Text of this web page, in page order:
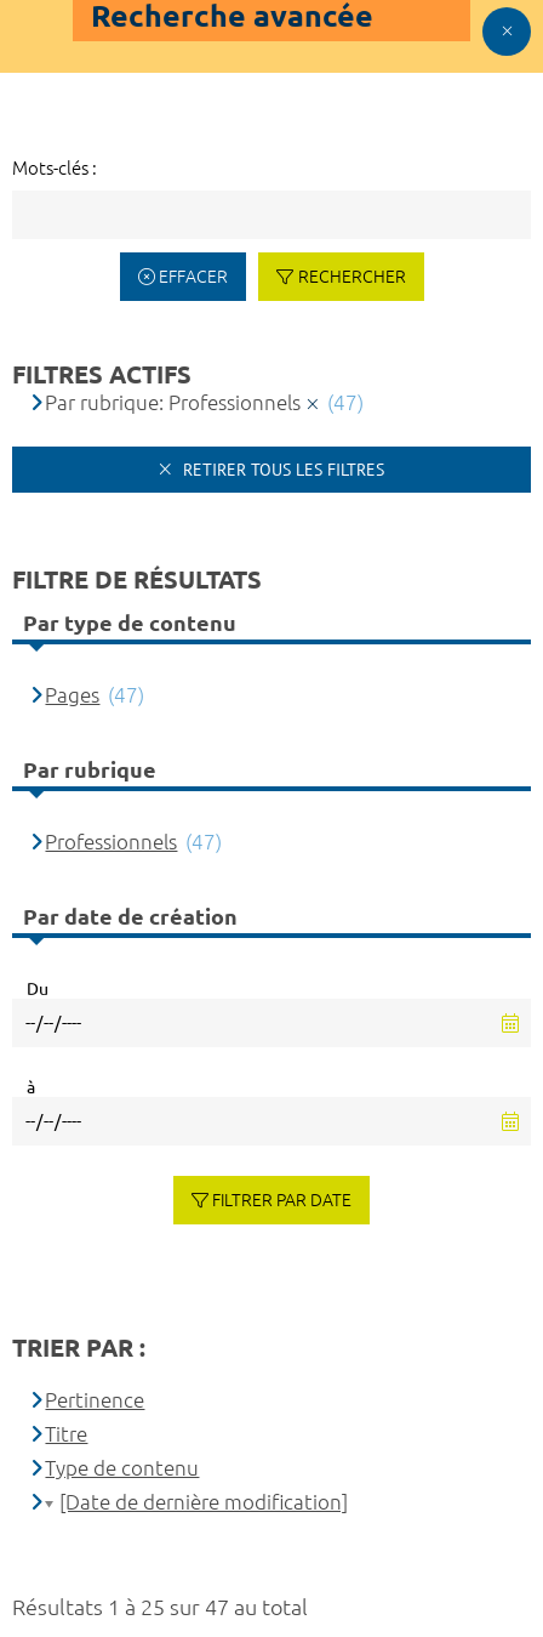
Recherche avancée
Mots-clés :
EFFACER RECHERCHER
Résultats 1 à 25 sur 47 au total
FILTRES ACTIFS
Par rubrique: Professionnels (47)
RETIRER TOUS LES FILTRES
FILTRE DE RÉSULTATS
Par type de contenu
Pages (47)
Par rubrique
Professionnels (47)
Par date de création
Du
à
FILTRER PAR DATE
TRIER PAR :
Pertinence
Titre
Type de contenu
[Date de dernière modification]